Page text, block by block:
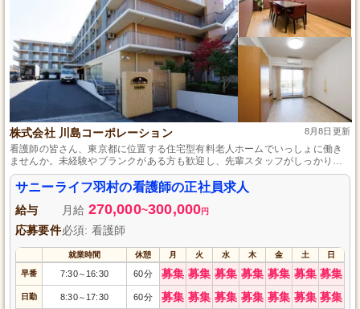
株式会社 川島コーポレーション 8月8日更新
看護師の皆さん、東京都に位置する住宅型有料老人ホームでいっしょに働き
ませんか。未経験やブランクがある方も歓迎し、先輩スタッフがしっかりと
指導するため安心してスタートできます。医療ケアだけでなく、心に寄り添
った看護を行い、チームワークを大切にしながら働ける環境です。特に50代
の方が活躍中で、長期に安定して働ける制度と福利厚生が整っています。夜
勤やオンコールのない働き方で、看護師としてのキャリアを東京都で築いて
サニーライフ羽村の看護師の正社員求人
給与 月給 270,000~300,000円
応募要件必須: 看護師
就業時間 休憩 月 火 水 木 金 土 日
早番 7:30～ 16:30 60分 募集 募集 募集 募集 募集 募集 募集
日勤 8:30～ 17:30 60分 募集 募集 募集 募集 募集 募集 募集